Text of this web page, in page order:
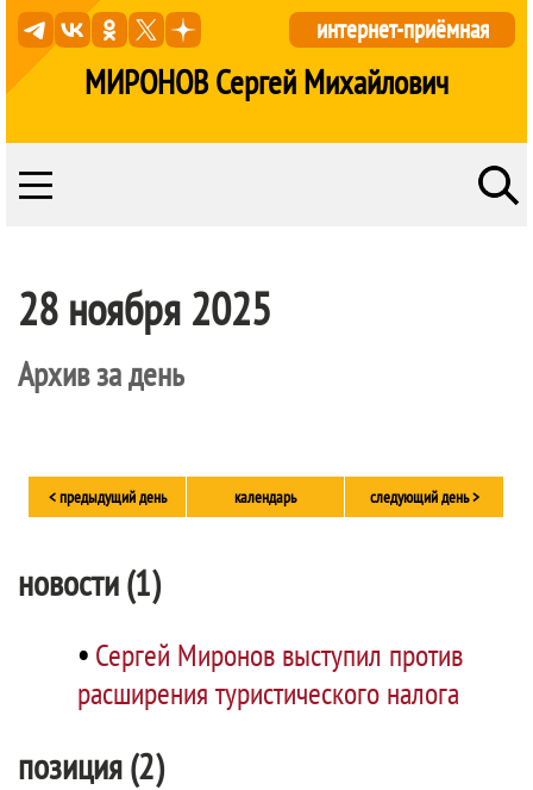
МИРОНОВ Сергей Михайлович
интернет-приёмная
28 ноября 2025
Архив за день
< предыдущий день календарь следующий день >
новости (1)
• Сергей Миронов выступил против
расширения туристического налога
позиция (2)